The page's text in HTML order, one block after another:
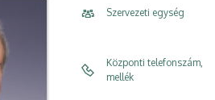
Szervezeti egység
Központi telefonszám,
mellék